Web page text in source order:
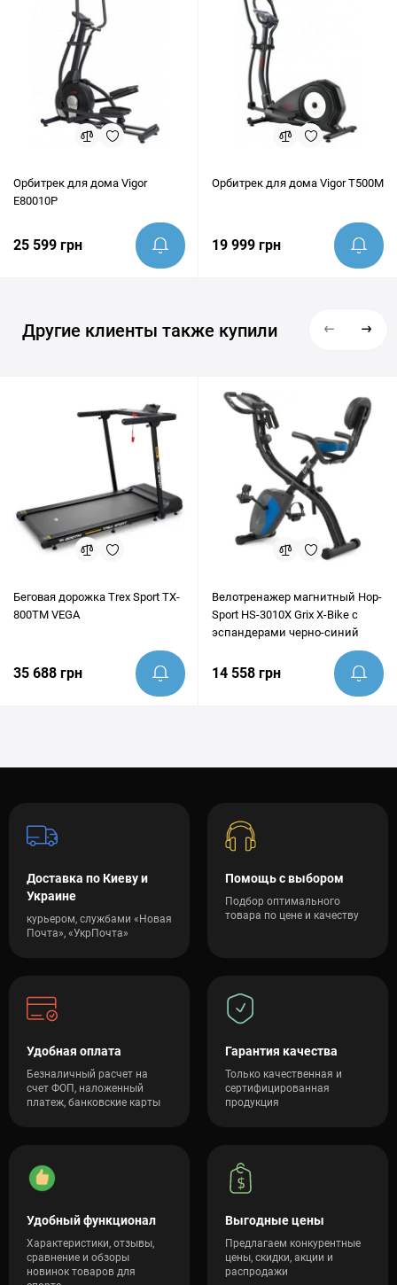
Орбитрек для дома Vigor
E80010P
25 599 грн
Орбитрек для дома Vigor T500M
19 999 грн
Другие клиенты также купили
Беговая дорожка Trex Sport TX-
800TM VEGA
35 688 грн
Велотренажер магнитный Hop-
Sport HS-3010X Grix X-Bike с
эспандерами черно-синий
14 558 грн
Доставка по Киеву и
Украине
курьером, службами «Новая
Почта», «УкрПочта»
Помощь с выбором
Подбор оптимального
товара по цене и качеству
Удобная оплата
Безналичный расчет на
счет ФОП, наложенный
платеж, банковские карты
Гарантия качества
Только качественная и
сертифицированная
продукция
Удобный функционал
Характеристики, отзывы,
сравнение и обзоры
новинок товаров для
Выгодные цены
Предлагаем конкурентные
цены, скидки, акции и
распродажи